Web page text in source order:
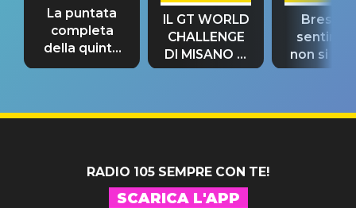
La puntata
completa
della quinta
tappa
IL GT WORLD
CHALLENGE
DI MISANO si
riconferma
Bresh:
non si
fino alla
RADIO 105 SEMPRE CON TE!
SCARICA L'APP